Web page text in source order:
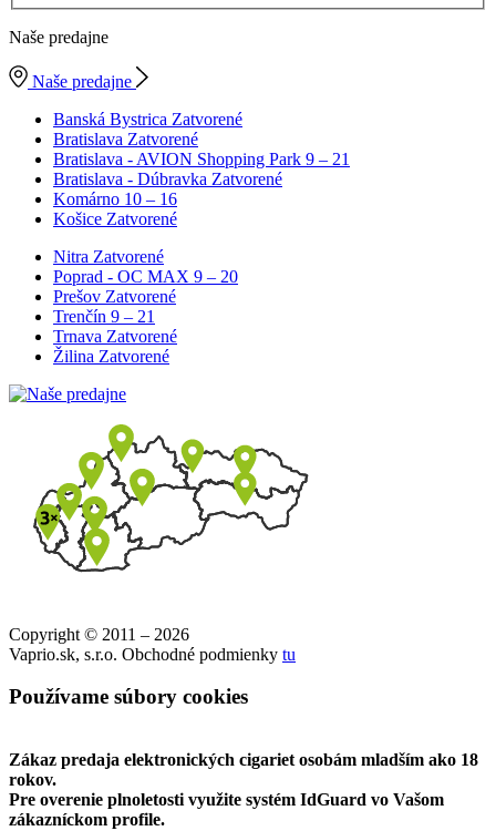
Naše predajne
Naše predajne
Banská Bystrica Zatvorené
Bratislava Zatvorené
Bratislava - AVION Shopping Park 9 – 21
Bratislava - Dúbravka Zatvorené
Komárno 10 – 16
Košice Zatvorené
Nitra Zatvorené
Poprad - OC MAX 9 – 20
Prešov Zatvorené
Trenčín 9 – 21
Trnava Zatvorené
Žilina Zatvorené
Copyright © 2011 – 2026
Vaprio.sk, s.r.o. Obchodné podmienky tu
Používame súbory cookies
Zákaz predaja elektronických cigariet osobám mladším ako 18
rokov.
Pre overenie plnoletosti využite systém IdGuard vo Vašom
zákazníckom profile.